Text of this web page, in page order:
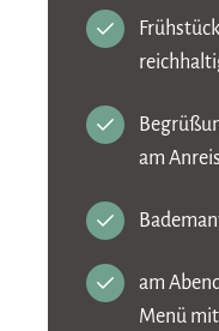
am
am
Menü